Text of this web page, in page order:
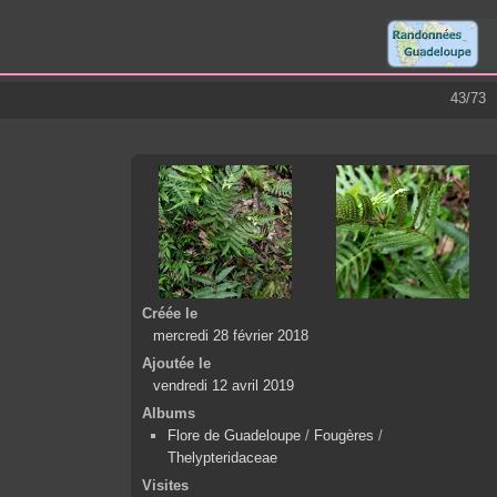
43/73
Créée le
mercredi 28 février 2018
Ajoutée le
vendredi 12 avril 2019
Albums
Flore de Guadeloupe / Fougères /
Thelypteridaceae
Visites